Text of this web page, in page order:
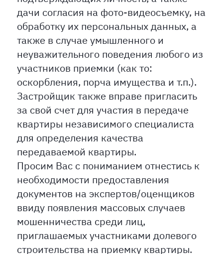
дачи согласия на фото-видеосъемку, на
обработку их персональных данных, а
также в случае умышленного и
неуважительного поведения любого из
участников приемки (как то:
оскорбления, порча имущества и т.п.).
Застройщик также вправе пригласить
за свой счет для участия в передаче
квартиры независимого специалиста
для определения качества
передаваемой квартиры.
Просим Вас с пониманием отнестись к
необходимости предоставления
документов на экспертов/оценщиков
ввиду появления массовых случаев
мошенничества среди лиц,
приглашаемых участниками долевого
строительства на приемку квартиры.